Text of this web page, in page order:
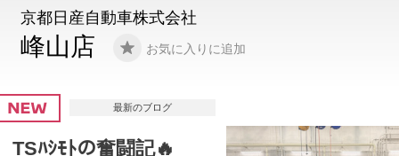
峰山店 お気に入りに追加
京都日産自動車株式会社
愛車のリフレッシュは